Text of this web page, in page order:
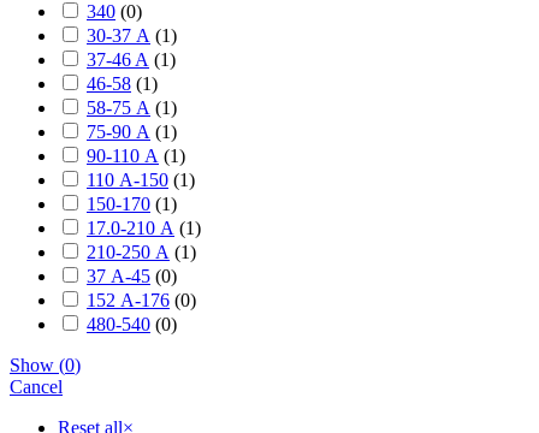
340 (0)
30-37 А (1)
37-46 A (1)
46-58 (1)
58-75 А (1)
75-90 А (1)
90-110 А (1)
110 А-150 (1)
150-170 (1)
17.0-210 А (1)
210-250 А (1)
37 А-45 (0)
152 А-176 (0)
480-540 (0)
Show (0)
Cancel
Reset all×